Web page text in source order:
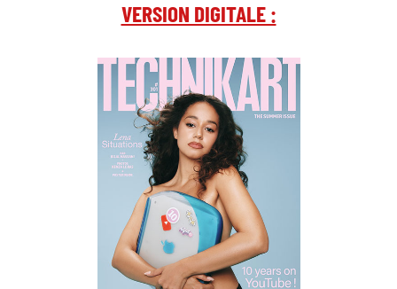
VERSION DIGITALE :